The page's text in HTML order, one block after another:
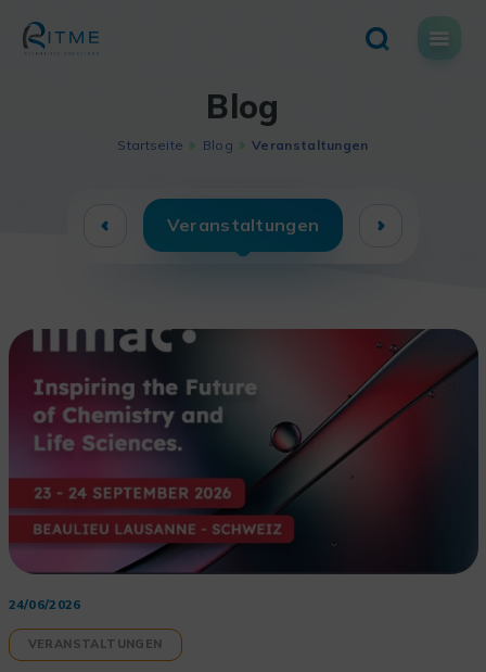
content
Blog
Startseite Blog Veranstaltungen
Veranstaltungen
24/06/2026
VERANSTALTUNGEN